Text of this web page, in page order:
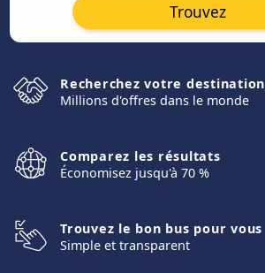
Trouvez
Recherchez votre destination
Millions d'offres dans le monde
Comparez les résultats
Économisez jusqu'à 70 %
Trouvez le bon bus pour vous
Simple et transparent